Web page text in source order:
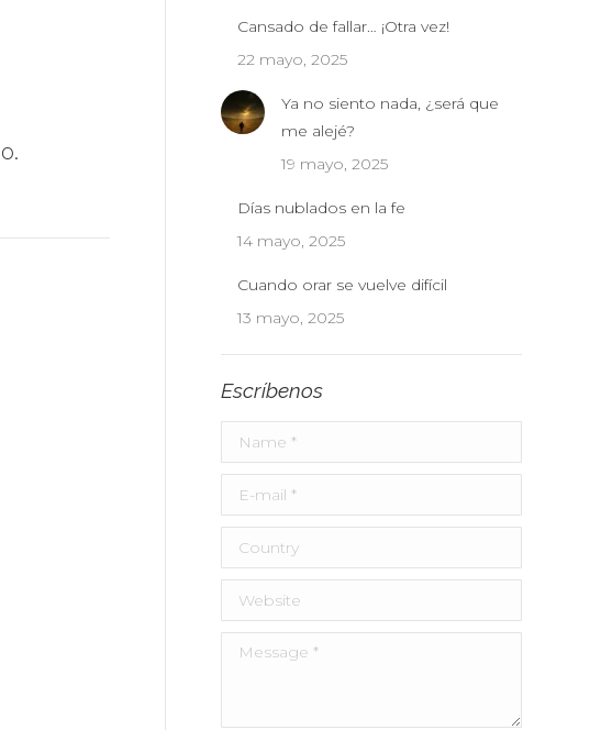
Cansado de fallar… ¡Otra vez!
22 mayo, 2025
Ya no siento nada, ¿será que
me alejé?
19 mayo, 2025
Días nublados en la fe
14 mayo, 2025
Cuando orar se vuelve difícil
13 mayo, 2025
Escríbenos
Name *
E-mail *
Country
Website
Message *